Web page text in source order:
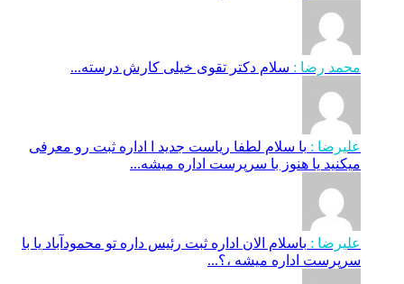
محمد رضا : سلام دکتر تقوی خیلی کارش درسته...
علیرضا : با سلام لطفا ریاست جدید ا اداره ثبت‌ رو معرفی
میکنید یا هنوز با سرپرست اداره‌ میشه...
علیرضا : باسلام الان اداره ثبت رئیس داره تو محمودآباد یا با
سرپرست اداره میشه ،؟...